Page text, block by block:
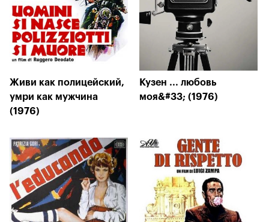
Живи как полицейский,
умри как мужчина
(1976)
Кузен ... любовь
моя&#33; (1976)